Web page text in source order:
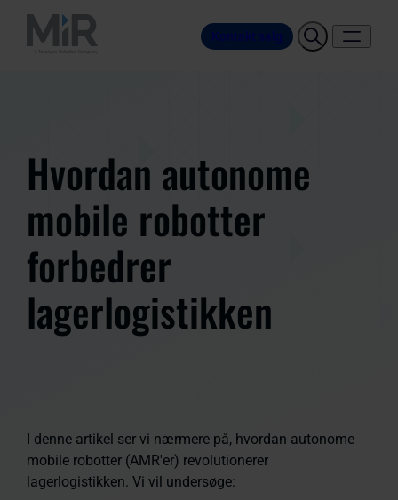
Kontakt salg
Hvordan autonome
mobile robotter
forbedrer
lagerlogistikken
I denne artikel ser vi nærmere på, hvordan autonome
mobile robotter (AMR'er) revolutionerer
lagerlogistikken. Vi vil undersøge: